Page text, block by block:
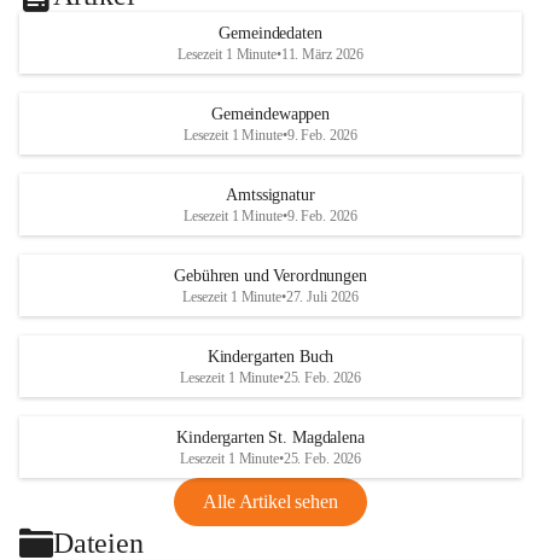
Gemeindedaten
Lesezeit 1 Minute•11. März 2026
Gemeindewappen
Lesezeit 1 Minute•9. Feb. 2026
Amtssignatur
Lesezeit 1 Minute•9. Feb. 2026
Gebühren und Verordnungen
Lesezeit 1 Minute•27. Juli 2026
Kindergarten Buch
Lesezeit 1 Minute•25. Feb. 2026
Kindergarten St. Magdalena
Lesezeit 1 Minute•25. Feb. 2026
Alle Artikel sehen
Dateien